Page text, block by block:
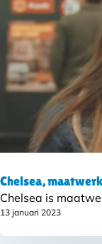
Chelsea,
Chelsea is
13 januari 2023